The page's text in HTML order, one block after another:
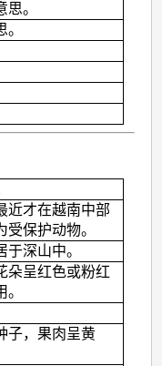
。
近才在越南中部
保护动物。
深山中。
朵呈红色或粉红
子，果肉呈黄